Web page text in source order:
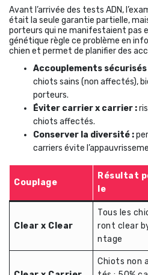
Avant l’arrivée des tests ADN,
était la seule garantie partielle,
porteurs qui ne manifestaient pas
génétique règle ce problème en
chien et permet de planifier des
Accouplements sécurisés
chiots sains (non affectés),
porteurs.
Éviter carrier x carrier :
chiots affectés.
Conserver la diversité :
carriers évite
Couplage
Résultat
le
Clear x Clear
Tous les
ront clear
ntage
Chiots non